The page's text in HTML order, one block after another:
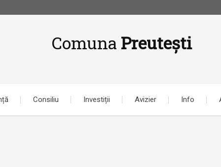
Comuna Preutești
Consiliu Investiții Avizier Info